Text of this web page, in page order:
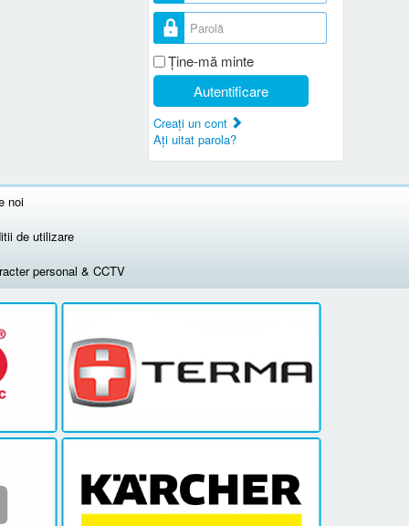
Parolă
Ţine-mă minte
Autentificare
Creaţi un cont
Aţi uitat parola?
noi
de utilizare
personal & CCTV